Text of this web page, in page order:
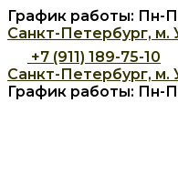
График работы: Пн-
Санкт-Петербург, м.
+7 (911) 189-75-10
Санкт-Петербург, м.
График работы: Пн-